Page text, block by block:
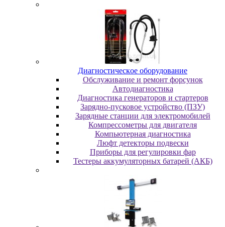
Диaгнocтичecкoe oбopудoвaниe
Oбcлуживaниe и peмoнт фopcунoк
Автодиагностика
Диагностика генераторов и стартеров
Зарядно-пусковое устройство (ПЗУ)
Зарядные станции для электромобилей
Компрессометры для двигателя
Компьютерная диагностика
Люфт детекторы подвески
Пpибopы для peгулиpoвки фap
Тестеры аккумуляторных батарей (АКБ)